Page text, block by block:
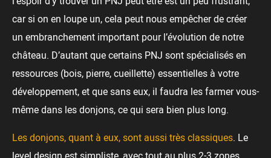
car si on en loupe un, cela peut nous empêcher de créer
un embranchement important pour l’évolution de notre
château. D’autant que certains PNJ sont spécialisés en
ressources (bois, pierre, cueillette) essentielles à votre
développement, et que sans eux, il faudra les farmer vous-
même dans les donjons, ce qui sera bien plus long.
Les donjons, quant à eux, sont aussi très classiques. Le